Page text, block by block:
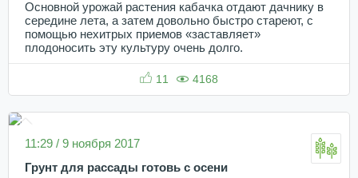
Основной урожай растения кабачка отдают дачнику в
середине лета, а затем довольно быстро стареют, с
помощью нехитрых приемов «заставляет»
плодоносить эту культуру очень долго.
11 4168
11:29 / 9 ноября 2017
Грунт для рассады готовь с осени